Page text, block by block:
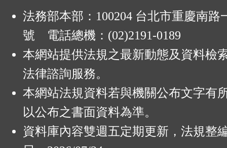
法務部本部：100204 台北市重慶南路
號 電話總機：(02)2191-0189
本網站提供法規之最新動態及資料檢
法律諮詢服務。
本網站法規資料若與機關公布文字有
以公布之書面資料為準。
資料庫內容雙週五定期更新，法規整